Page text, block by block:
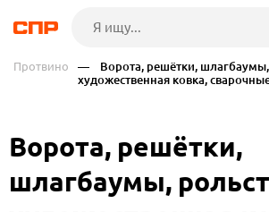
Протвино
— Ворота, решётки, шлагбаумы,
художественная ковка,
Ворота, решётки,
шлагбаумы,